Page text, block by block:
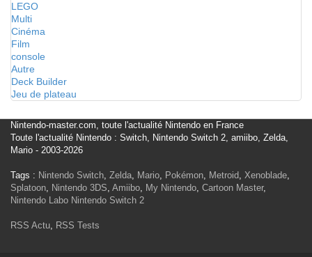
LEGO
Multi
Cinéma
Film
console
Autre
Deck Builder
Jeu de plateau
Nintendo-master.com, toute l'actualité Nintendo en France
Toute l'actualité Nintendo : Switch, Nintendo Switch 2, amiibo, Zelda,
Mario - 2003-2026
Tags : Nintendo Switch, Zelda, Mario, Pokémon, Metroid, Xenoblade,
Splatoon, Nintendo 3DS, Amiibo, My Nintendo, Cartoon Master,
Nintendo Labo Nintendo Switch 2
RSS Actu, RSS Tests